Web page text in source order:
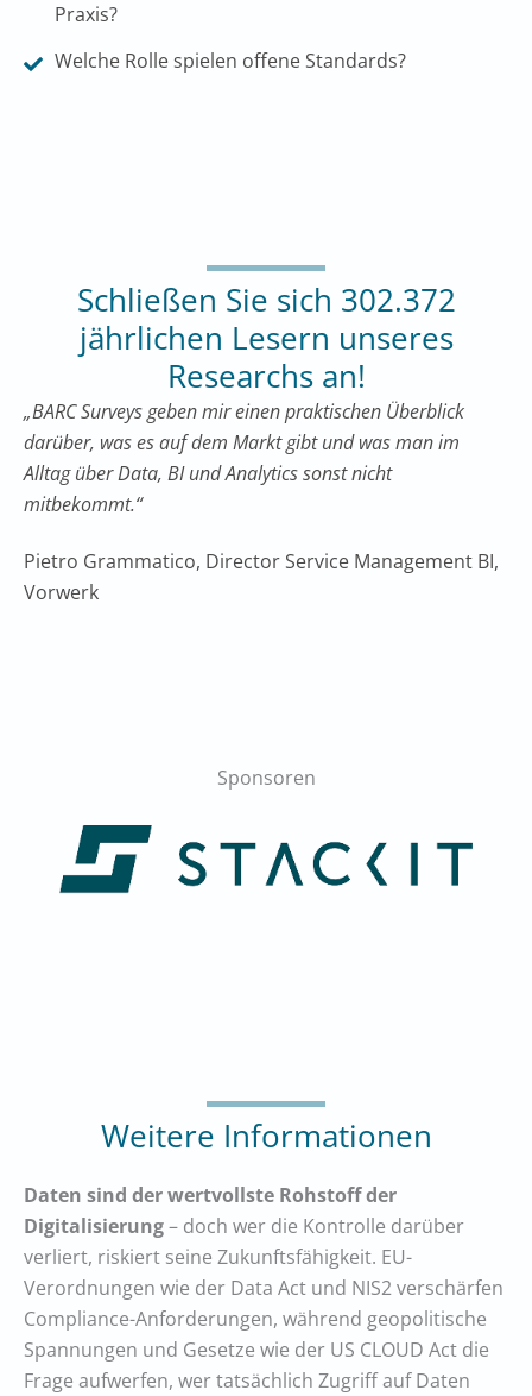
Praxis?
Welche Rolle spielen offene Standards?
Schließen Sie sich 302.372
jährlichen Lesern unseres
Researchs an!
„BARC Surveys geben mir einen praktischen Überblick
darüber, was es auf dem Markt gibt und was man im
Alltag über Data, BI und Analytics sonst nicht
mitbekommt.“
Pietro Grammatico, Director Service Management BI,
Vorwerk
Sponsoren
Weitere Informationen
Daten sind der wertvollste Rohstoff der
Digitalisierung– doch wer die Kontrolle darüber
verliert, riskiert seine Zukunftsfähigkeit. EU-
Verordnungen wie der Data Act und NIS2 verschärfen
Compliance-Anforderungen, während geopolitische
Spannungen und Gesetze wie der US CLOUD Act die
Frage aufwerfen, wer tatsächlich Zugriff auf Daten